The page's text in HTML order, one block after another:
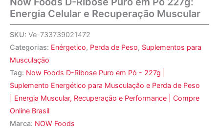
Energia Celular e Recuperação Muscular
SKU: Ve-733739021472
Categorias: Enérgetico, Perda de Peso, Suplementos para
Musculação
Tag: Now Foods D-Ribose Puro em Pó - 227g |
Suplemento Energético para Musculação e Perda de Peso
| Energia Muscular, Recuperação e Performance | Compre
Online Brasil
Marca: NOW Foods